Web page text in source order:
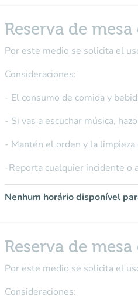
Reserva de
Por este medio se solicita el
Consideraciones:
- El consumo de comida y
- Si vas a escuchar música,
- Mantén el orden y la limpieza
-Reporta cualquier incidente o
Nenhum horário disponível
Reserva de
Por este medio se solicita el
Consideraciones: